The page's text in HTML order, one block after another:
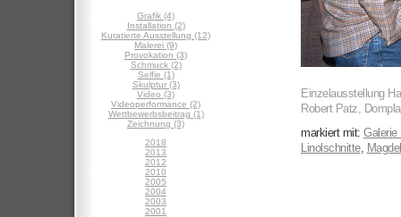
Grafik (4)
Installation (2)
Kuratierte Ausstellung (12)
Malerei (9)
Provokation (3)
Schmuck (2)
Selfie (1)
Skulptur (3)
Video (3)
Videoperformance (2)
Wettbewerbsbeitrag (1)
Zeichnung (3)
2018
2013
2012
2010
2005
2004
2003
2001
Einzelausstellung
Robert Patz,
markiert mit: Galerie
Linolschnitte,